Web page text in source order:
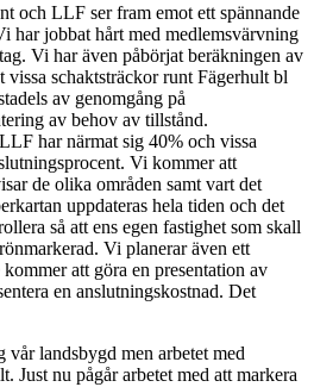
och LLF ser fram emot ett spännande
har jobbat hårt med medlemsvärvning
Vi har även påbörjat beräkningen av
vissa schaktsträckor runt Fägerhult bl
av genomgång på
av behov av tillstånd.
har närmat sig 40% och vissa
Vi kommer att
de olika områden samt vart det
uppdateras hela tiden och det
så att ens egen fastighet som skall
Vi planerar även ett
att göra en presentation av
en anslutningskostnad. Det
vår landsbygd men arbetet med
Just nu pågår arbetet med att markera